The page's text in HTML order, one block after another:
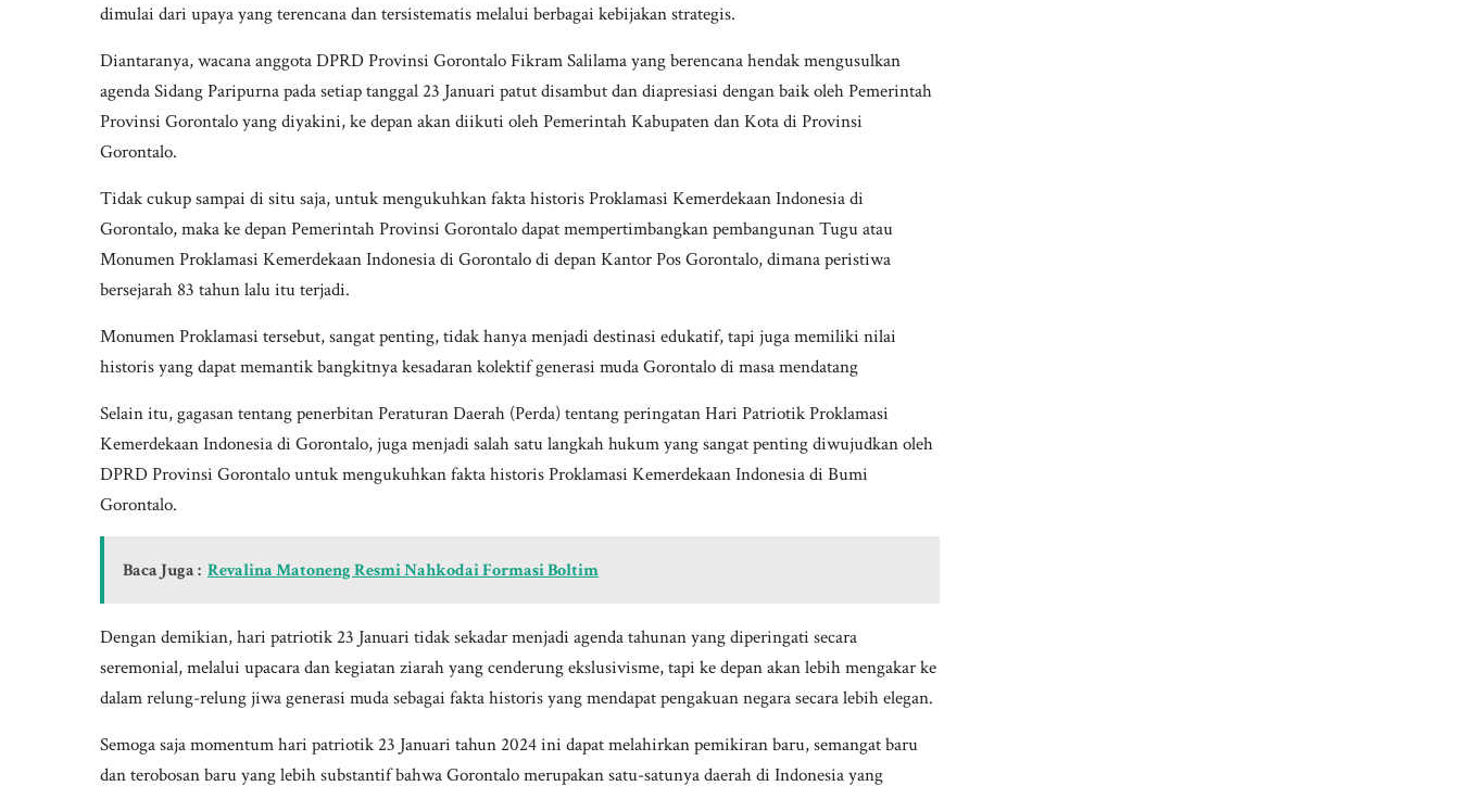
dimulai dari upaya yang terencana dan tersistematis melalui berbagai kebijakan strategis.
Diantaranya, wacana anggota DPRD Provinsi Gorontalo Fikram Salilama yang berencana hendak mengusulkan
agenda Sidang Paripurna pada setiap tanggal 23 Januari patut disambut dan diapresiasi dengan baik oleh Pemerintah
Provinsi Gorontalo yang diyakini, ke depan akan diikuti oleh Pemerintah Kabupaten dan Kota di Provinsi
Gorontalo.
Tidak cukup sampai di situ saja, untuk mengukuhkan fakta historis Proklamasi Kemerdekaan Indonesia di
Gorontalo, maka ke depan Pemerintah Provinsi Gorontalo dapat mempertimbangkan pembangunan Tugu atau
Monumen Proklamasi Kemerdekaan Indonesia di Gorontalo di depan Kantor Pos Gorontalo, dimana peristiwa
bersejarah 83 tahun lalu itu terjadi.
Monumen Proklamasi tersebut, sangat penting, tidak hanya menjadi destinasi edukatif, tapi juga memiliki nilai
historis yang dapat memantik bangkitnya kesadaran kolektif generasi muda Gorontalo di masa mendatang
Selain itu, gagasan tentang penerbitan Peraturan Daerah (Perda) tentang peringatan Hari Patriotik Proklamasi
Kemerdekaan Indonesia di Gorontalo, juga menjadi salah satu langkah hukum yang sangat penting diwujudkan oleh
DPRD Provinsi Gorontalo untuk mengukuhkan fakta historis Proklamasi Kemerdekaan Indonesia di Bumi
Gorontalo.
Baca Juga : Revalina Matoneng Resmi Nahkodai Formasi Boltim
Dengan demikian, hari patriotik 23 Januari tidak sekadar menjadi agenda tahunan yang diperingati secara
seremonial, melalui upacara dan kegiatan ziarah yang cenderung ekslusivisme, tapi ke depan akan lebih mengakar ke
dalam relung-relung jiwa generasi muda sebagai fakta historis yang mendapat pengakuan negara secara lebih elegan.
Semoga saja momentum hari patriotik 23 Januari tahun 2024 ini dapat melahirkan pemikiran baru, semangat baru
dan terobosan baru yang lebih substantif bahwa Gorontalo merupakan satu-satunya daerah di Indonesia yang